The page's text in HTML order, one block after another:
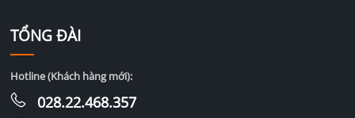
TỔNG ĐÀI
Hotline (Khách hàng mới):
028.22.468.357